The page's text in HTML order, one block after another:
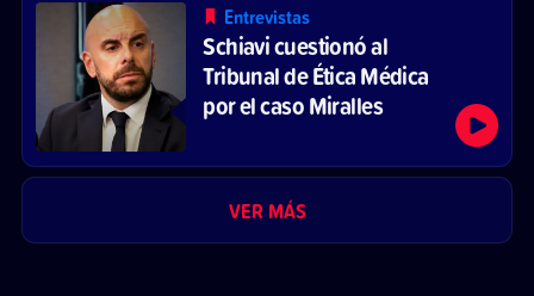
Entrevistas
Schiavi cuestionó al
Tribunal de Ética Médica
por el caso Miralles
VER MÁS